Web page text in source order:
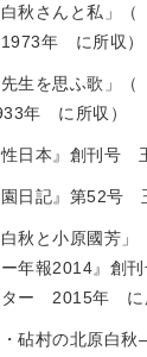
秋さんと私」
年 に所収）
生を思ふ歌」
年 に所収）
性日本』創刊号
園日記』第52号
秋と小原國芳」
年報2014』創
ター 2015年 に
砧村の北原白